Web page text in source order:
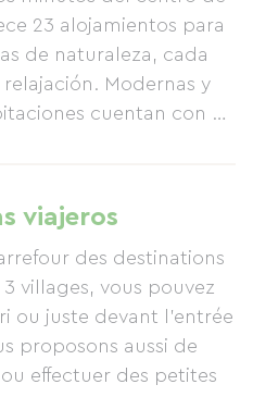
23 alojamientos para
de naturaleza, cada
Modernas y
cuentan con un
del río Maine. Cada
cocina americana y
ropa de cama y
Vélo Francette:
(taller de bicicletas,
viajeros
des destinations
villages, vous pouvez
ou juste devant l'entrée
proposons aussi de
effectuer des petites